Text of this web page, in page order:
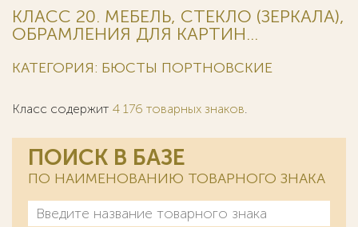
КЛАСС 20. МЕБЕЛЬ, СТЕКЛО (ЗЕРКАЛА),
ОБРАМЛЕНИЯ ДЛЯ КАРТИН...
КАТЕГОРИЯ: БЮСТЫ ПОРТНОВСКИЕ
Класс содержит 4 176 товарных знаков.
ПОИСК В БАЗЕ
ПО НАИМЕНОВАНИЮ ТОВАРНОГО ЗНАКА